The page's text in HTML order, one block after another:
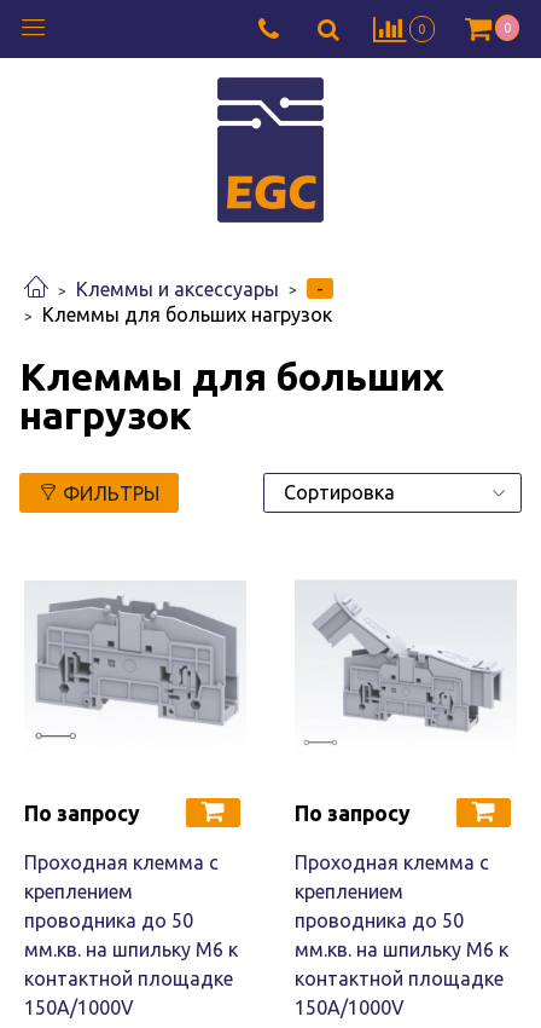
0 0
Клеммы и аксессуары
-
Клеммы для больших нагрузок
Клеммы для больших
нагрузок
ФИЛЬТРЫ
По запросу
Проходная клемма с
креплением
проводника до 50
мм.кв. на шпильку М6 к
контактной площадке
150A/1000V
По запросу
Проходная клемма с
креплением
проводника до 50
мм.кв. на шпильку М6 к
контактной площадке
150A/1000V